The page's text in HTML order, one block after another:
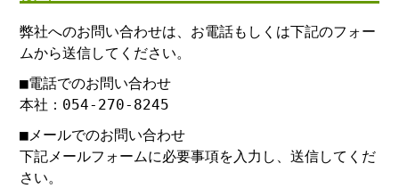
弊社へのお問い合わせは、お電話もしくは下記のフォー
ムから送信してください。
■電話でのお問い合わせ
本社：054-270-8245
■メールでのお問い合わせ
下記メールフォームに必要事項を入力し、送信してくだ
さい。